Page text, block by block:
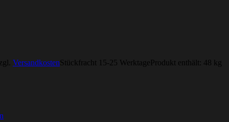
VersandkostenStückfracht 15-25 WerktageProdukt enthält: 48 kg